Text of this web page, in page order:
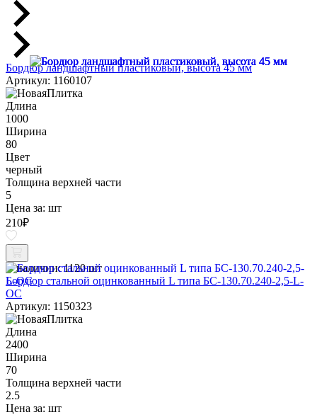
Бордюр ландшафтный пластиковый, высота 45 мм
Артикул: 1160107
Длина
1000
Ширина
80
Цвет
черный
Толщина верхней части
5
Цена за: шт
210₽
В наличии: 1120 шт
Бордюр стальной оцинкованный L типа БС-130.70.240-2,5-L-
ОС
Артикул: 1150323
Длина
2400
Ширина
70
Толщина верхней части
2.5
Цена за: шт